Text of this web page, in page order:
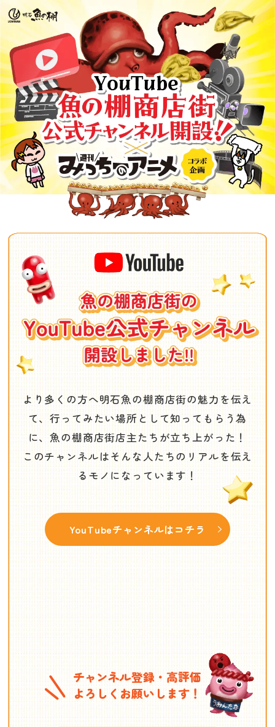
より多くの方へ明石魚の棚商店街の魅力を伝え
て、行ってみたい場所として知ってもらう為
に、魚の棚商店街店主たちが立ち上がった！
このチャンネルはそんな人たちのリアルを伝え
るモノになっています！
YouTubeチャンネルはコチラ
チャンネル登録・高評価
よろしくお願いします！